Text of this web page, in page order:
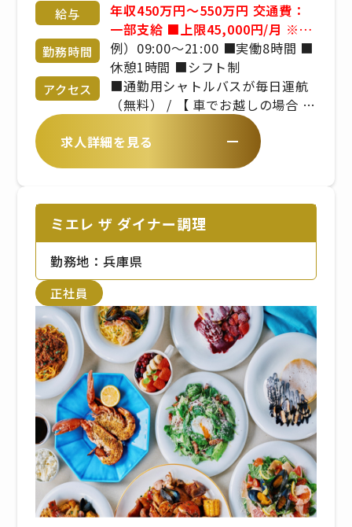
給与
年収450万円～550万円 交通費：
一部支給 ■上限45,000円/月 ※マ
イカー通勤は淡路島在住の方のみ
許可 ◇月給28～41万円 ◇年収
450～550万円（月給＋管理職手当
＋賞与） ■昇給年1回 ■賞与年2
回 ※年齢や経験を考慮のうえ、当
社規定により決定いたします
勤務時間
例）09:00～21:00 ■実働8時間 ■
休憩1時間 ■シフト制
アクセス
■通勤用シャトルバスが毎日運航
（無料） / 【 車でお越しの場合 】
/ ・淡路IC～中村まで約20分）【
バスでお越しの場合 】 / あわ神あ
わ姫バス「中村」から徒歩2分
求人詳細を見る
ミエレ ザ ダイナー調理
勤務地：兵庫県
正社員